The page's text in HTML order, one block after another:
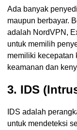
Ada banyak
maupun berbayar.
adalah NordVPN,
untuk memilih
memiliki kecepatan
keamanan dan
3. IDS
IDS adalah
untuk mendeteksi